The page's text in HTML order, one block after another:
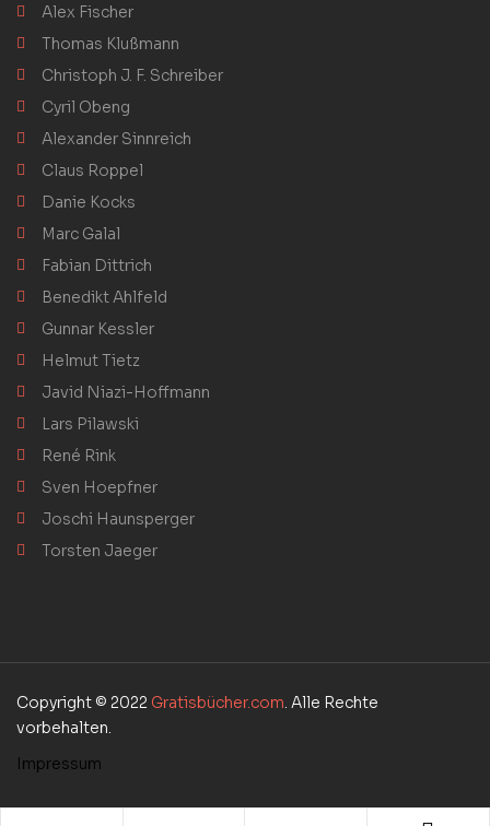
Alex Fischer
Thomas Klußmann
Christoph J. F. Schreiber
Cyril Obeng
Alexander Sinnreich
Claus Roppel
Danie Kocks
Marc Galal
Fabian Dittrich
Benedikt Ahlfeld
Gunnar Kessler
Helmut Tietz
Javid Niazi-Hoffmann
Lars Pilawski
René Rink
Sven Hoepfner
Joschi Haunsperger
Torsten Jaeger
Copyright © 2022 Gratisbücher.com. Alle Rechte
vorbehalten.
Impressum